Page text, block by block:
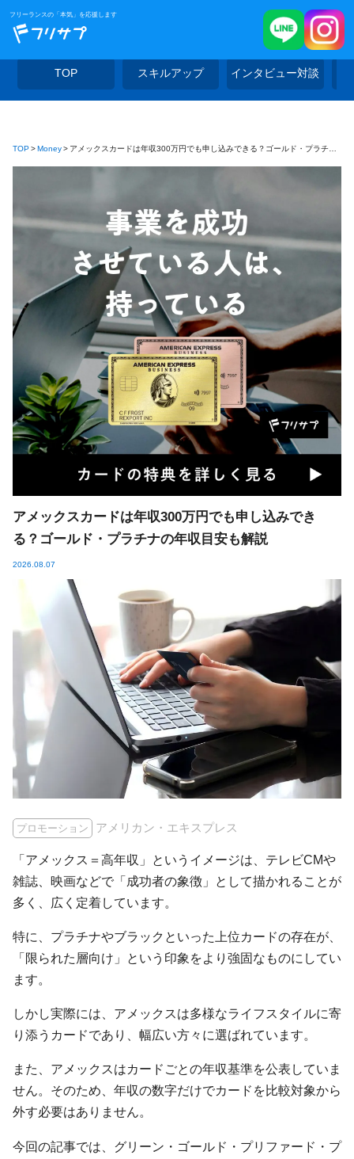
フリーランスの「本気」を応援します
TOP スキルアップ インタビュー対談
TOP Money アメックスカードは年収300万円でも申し込みできる？ゴールド・プラチナの年収目安も解説
アメックスカードは年収300万円でも申し込みでき
る？ゴールド・プラチナの年収目安も解説
2026.08.07
プロモーション アメリカン・エキスプレス
「アメックス＝高年収」というイメージは、テレビCMや
雑誌、映画などで「成功者の象徴」として描かれることが
多く、広く定着しています。
特に、プラチナやブラックといった上位カードの存在が、
「限られた層向け」という印象をより強固なものにしてい
ます。
しかし実際には、アメックスは多様なライフスタイルに寄
り添うカードであり、幅広い方々に選ばれています。
また、アメックスはカードごとの年収基準を公表していま
せん。そのため、年収の数字だけでカードを比較対象から
外す必要はありません。
今回の記事では、グリーン・ゴールド・プリファード・プ